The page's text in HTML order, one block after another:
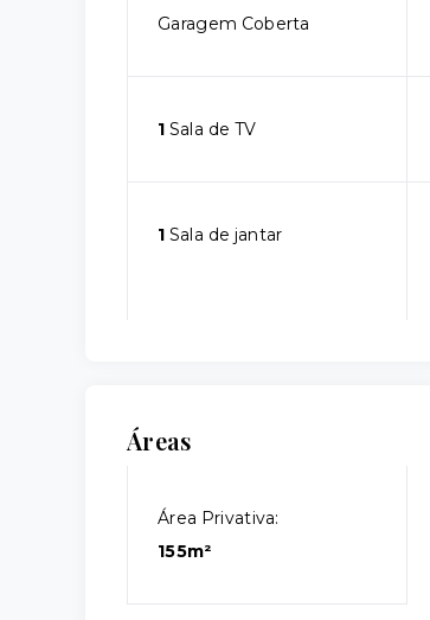
Garagem Coberta
1 Sala de TV
1 Sala de jantar
Áreas
Área Privativa:
155m²